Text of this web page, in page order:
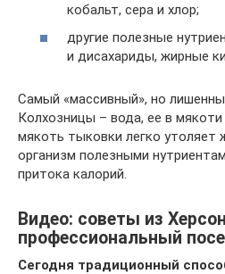
кобальт, сера и хлор;
другие полезные
и дисахариды, жирные
Самый «массивный», но
Колхозницы – вода, ее в мякоти
мякоть тыковки легко утоляет
организм полезными
притока калорий.
Видео: советы из
профессиональный
Сегодня традиционный